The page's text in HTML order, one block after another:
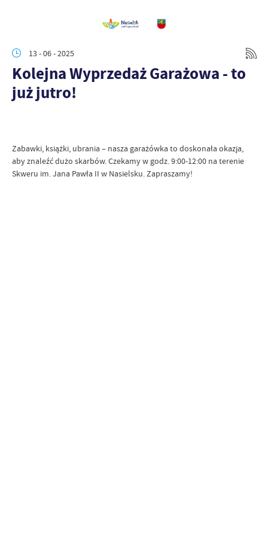
13 - 06 - 2025
Kolejna Wyprzedaż Garażowa - to
już jutro!
Zabawki, książki, ubrania – nasza garażówka to doskonała okazja,
aby znaleźć dużo skarbów. Czekamy w godz. 9:00-12:00 na terenie
Skweru im. Jana Pawła II w Nasielsku. Zapraszamy!